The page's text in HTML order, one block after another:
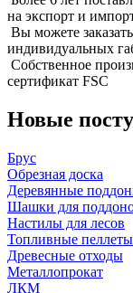
на экспорт и
Вы можете
индивидуальных
Собственное
сертификат FSC
Новые
Брус
Обрезная доска
Деревянные
Шашки для
Настилы для лесов
Топливные пеллеты
Древесные отходы
Металлопрокат
ЛКМ